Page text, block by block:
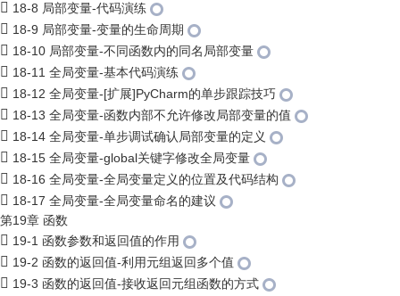
18-8 局部变量-代码演练
18-9 局部变量-变量的生命周期
18-10 局部变量-不同函数内的同名局部变量
18-11 全局变量-基本代码演练
18-12 全局变量-[扩展]PyCharm的单步跟踪技巧
18-13 全局变量-函数内部不允许修改局部变量的值
18-14 全局变量-单步调试确认局部变量的定义
18-15 全局变量-global关键字修改全局变量
18-16 全局变量-全局变量定义的位置及代码结构
18-17 全局变量-全局变量命名的建议
第19章 函数
19-1 函数参数和返回值的作用
19-2 函数的返回值-利用元组返回多个值
19-3 函数的返回值-接收返回元组函数的方式